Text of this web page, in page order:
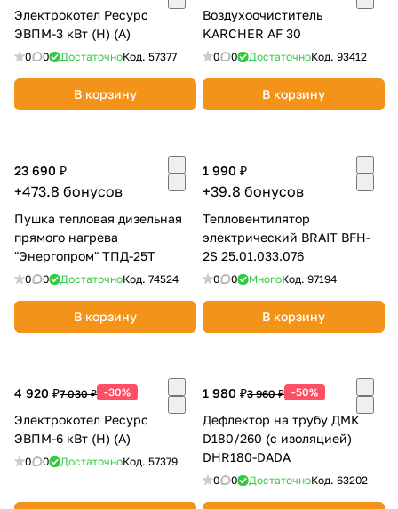
Электрокотел Ресурс
ЭВПМ-3 кВт (Н) (А)
0 0 ДостаточноКод. 57377
В корзину
Воздухоочиститель
KARCHER AF 30
0 0 ДостаточноКод. 93412
В корзину
23 690 ₽
+473.8 бонусов
Пушка тепловая дизельная
прямого нагрева
"Энергопром" ТПД-25Т
0 0 ДостаточноКод. 74524
В корзину
1 990 ₽
+39.8 бонусов
Тепловентилятор
электрический BRAIT BFH-
2S 25.01.033.076
0 0 МногоКод. 97194
В корзину
4 920 ₽7 030 ₽ -30%
Электрокотел Ресурс
ЭВПМ-6 кВт (Н) (А)
0 0 ДостаточноКод. 57379
1 980 ₽3 960 ₽ -50%
Дефлектор на трубу ДМК
D180/260 (с изоляцией)
DHR180-DADA
0 0 ДостаточноКод. 63202